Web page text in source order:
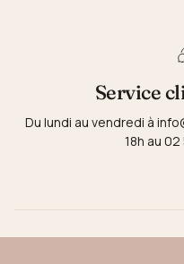
Service
Du lundi au vendredi à
18h au 02